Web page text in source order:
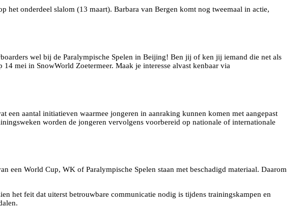
het onderdeel slalom (13 maart). Barbara van Bergen komt nog tweemaal in actie,
wel bij de Paralympische Spelen in Beijing! Ben jij of ken jij iemand die net als
mei in SnowWorld Zoetermeer. Maak je interesse alvast kenbaar via
een aantal initiatieven waarmee jongeren in aanraking kunnen komen met aangepast
worden de jongeren vervolgens voorbereid op nationale of internationale
een World Cup, WK of Paralympische Spelen staan met beschadigd materiaal. Daarom
het feit dat uiterst betrouwbare communicatie nodig is tijdens trainingskampen en